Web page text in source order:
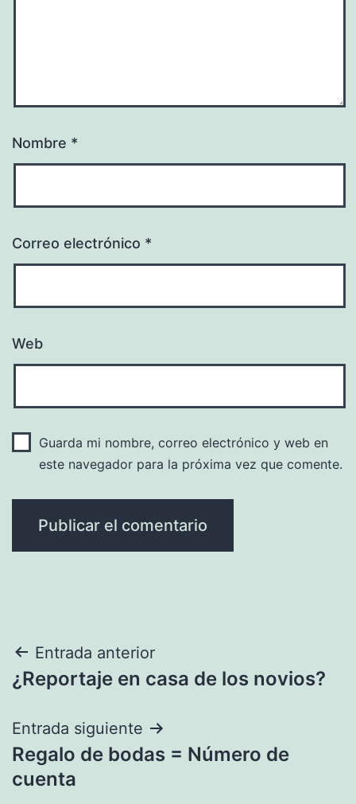
Nombre *
Correo electrónico *
Web
Guarda mi nombre, correo electrónico y web en
este navegador para la próxima vez que comente.
Navegación
de
entradas
Entrada anterior
¿Reportaje en casa de los novios?
Entrada siguiente
Regalo de bodas = Número de
cuenta